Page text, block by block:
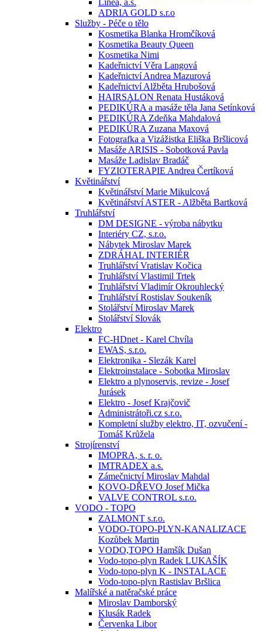
Linea, a.s.
ADRIA GOLD s.r.o
Služby - Péče o tělo
Kosmetika Blanka Hromčíková
Kosmetika Beauty Queen
Kosmetika Nimi
Kadeřnictví Věra Langová
Kadeřnictví Andrea Mazurová
Kadeřnictví Alžběta Hrubošová
HAIRSALON Renata Hustáková
PEDIKÚRA a masáže těla Jana Setínková
PEDIKÚRA Zdeňka Mahdalová
PEDIKÚRA Zuzana Maxová
Fotografka a Vizážistka Eliška Bršlicová
Masáže ARISIS - Sobotková Pavla
Masáže Ladislav Bradáč
FYZIOTERAPIE Andrea Čertíková
Květinářství
Květinářství Marie Mikulcová
Květinářství ASTER - Alžběta Bartková
Truhlářství
DM DESIGNE - výroba nábytku
Interiéry CZ, s.r.o.
Nábytek Miroslav Marek
ZDRÁHAL INTERIÉR
Truhlářství Vratislav Kočica
Truhlářství Vlastimil Trtek
Truhlářství Vladimír Okrouhlecký
Truhlářství Rostislav Soukeník
Stolářství Miroslav Marek
Stolářství Slovák
Elektro
FC-HDnet - Karel Chvíla
EWAS, s.r.o.
Elektronika - Slezák Karel
Elektroinstalace - Sobotka Miroslav
Elektro a plynoservis, revize - Josef
Jurásek
Elektro - Josef Krajčovič
Administrátoři.cz s.r.o.
Kompletní služby elektro, IT, ozvučení -
Tomáš Krůžela
Strojírenství
IMOPRA, s. r. o.
IMTRADEX a.s.
Zámečnictví Miroslav Mahdal
KOVO-DŘEVO Josef Mička
VALVE CONTROL s.r.o.
VODO - TOPO
ZALMONT s.r.o.
VODO-TOPO-PLYN-KANALIZACE
Kozůbek Martin
VODO,TOPO Hamšík Dušan
Vodo-topo-plyn Radek LUKAŠÍK
Vodo-topo-plyn K - INSTALACE
Vodo-topo-plyn Rastislav Bršlica
Malířské a natěračské práce
Miroslav Damborský
Klusák Radek
Červenka Libor